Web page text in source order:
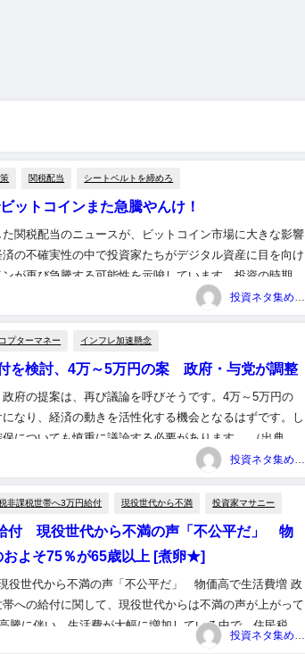
関税配当 シートベルトを締めろ
ットコインまた急騰やんけ！
関税配当のニュースが、ビットコイン市場に大きな影響
の不確実性の中で投資家たちがデジタル資産に目を向け
が再び急騰する可能性を示唆しています。投資の時期や
る中、果たしてどのように市場が反応するのか...
投資ネタ集めておいたのだ！管理人
プターマネー インフレ加速懸念
を検討、4万～5万円の案 政府・与党が調整
府の提案は、再び議論を呼びそうです。4万～5万円の
なり、経済の動きを活性化する機会となるはずです。し
についても慎重に議論する必要があります。 （出典 国
万円の案 政府・与党が調整） 1 名無し...
投資ネタ集めておいたのだ！管理人
非課税世帯へ3万円給付 現役世代から不満 投資家マサニー
付 現役世代から不満の声「不公平だ」 物
よそ75％が65歳以上 [煮卵★]
役世代から不満の声「不公平だ」 物価高で生活費増 政
への給付に関して、現役世代からは不満の声が上がって
騰に伴い、生活費が大幅に増加している中で、住民税非
が報じられました。特に、給付対象の75...
投資ネタ集めておいたのだ！管理人